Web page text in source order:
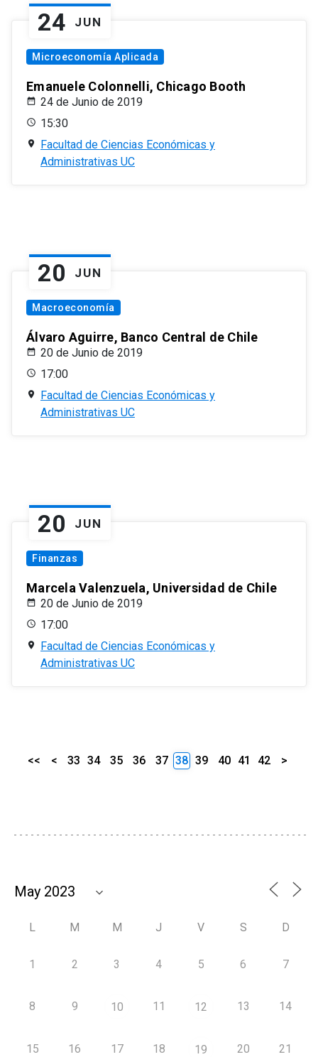
24 JUN
Microeconomía Aplicada
Emanuele Colonnelli, Chicago Booth
24 de Junio de 2019
15:30
Facultad de Ciencias Económicas y
Administrativas UC
20 JUN
Macroeconomía
Álvaro Aguirre, Banco Central de Chile
20 de Junio de 2019
17:00
Facultad de Ciencias Económicas y
Administrativas UC
20 JUN
Finanzas
Marcela Valenzuela, Universidad de Chile
20 de Junio de 2019
17:00
Facultad de Ciencias Económicas y
Administrativas UC
<< < 33 34 35 36 37 38 39 40 41 42 >
L M M J V S D
1 2 3 4 5 6 7
8 9 10 11 12 13 14
15 16 17 18 19 20 21